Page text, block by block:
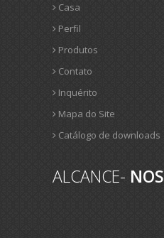
Casa
Perfil
Produtos
Contato
Inquérito
Mapa do Site
Catálogo de downloads
ALCANCE- NOS